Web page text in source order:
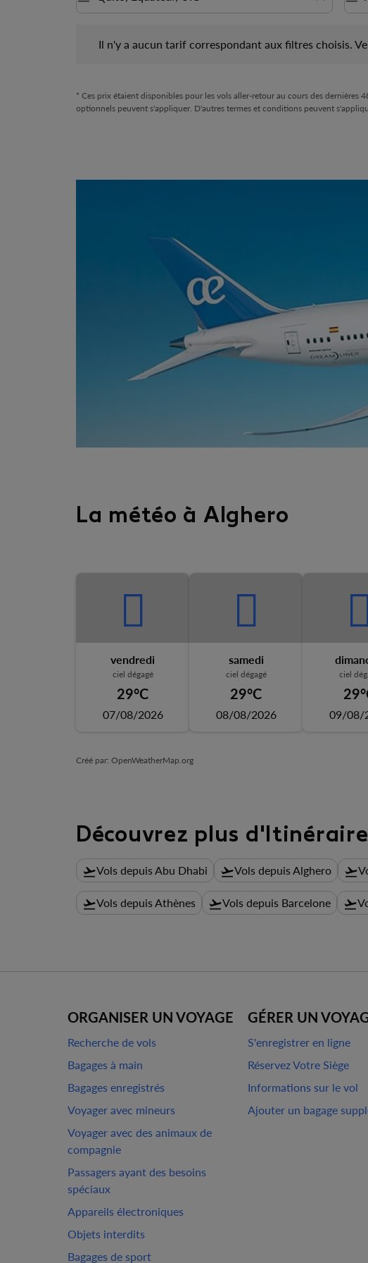
Il n'y a aucun tarif correspondant aux filtres choisis.
* Ces prix étaient disponibles pour les vols aller-retour au cours des dernières
optionnels peuvent s'appliquer. D'autres termes et conditions peuvent
La météo à Alghero
vendredi
ciel dégagé
29°C
07/08/2026
samedi
ciel dégagé
29°C
08/08/2026
ciel
09/08/
Créé par: OpenWeatherMap.org
Découvrez plus
flight_takeoffVols depuis Abu Dhabi flight_takeoffVols depuis Alghero flight_takeoff
flight_takeoffVols depuis Athènes flight_takeoffVols depuis Barcelone flight_takeoff
ORGANISER UN VOYAGE
Recherche de vols
Bagages à main
Bagages enregistrés
Voyager avec mineurs
Voyager avec des animaux de
compagnie
Passagers ayant des besoins
spéciaux
Appareils électroniques
Objets interdits
Bagages de sport
GÉRER UN
S'enregistrer en ligne
Réservez Votre Siège
Informations sur le vol
Ajouter un bagage